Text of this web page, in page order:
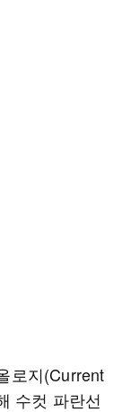
로지(Current
수컷 파란선